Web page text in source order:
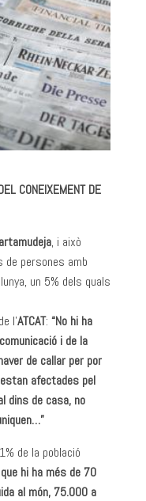
CONEIXEMENT DE
, i això
de persones amb
un 5% dels quals
l’ATCAT: “No hi ha
i de la
de callar per por
afectades pel
dins de casa, no
de la població
hi ha més de 70
al món, 75.000 a